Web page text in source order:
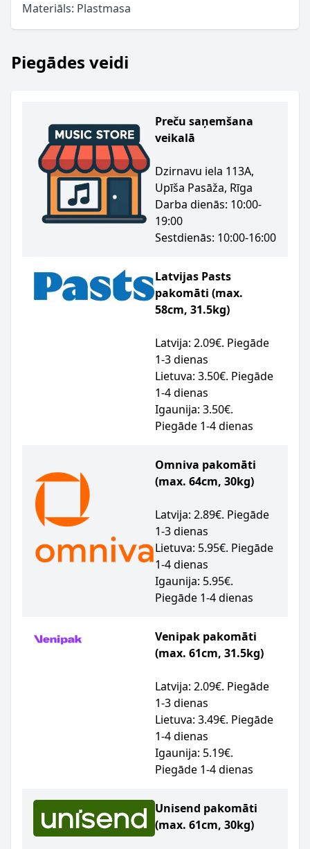
Materiāls: Plastmasa
Piegādes veidi
Preču saņemšana
veikalā
Dzirnavu iela 113A,
Upīša Pasāža, Rīga
Darba dienās: 10:00-
19:00
Sestdienās: 10:00-16:00
Latvijas Pasts
pakomāti (max.
58cm, 31.5kg)
Latvija: 2.09€. Piegāde
1-3 dienas
Lietuva: 3.50€. Piegāde
1-4 dienas
Igaunija: 3.50€.
Piegāde 1-4 dienas
Omniva pakomāti
(max. 64cm, 30kg)
Latvija: 2.89€. Piegāde
1-3 dienas
Lietuva: 5.95€. Piegāde
1-4 dienas
Igaunija: 5.95€.
Piegāde 1-4 dienas
Venipak pakomāti
(max. 61cm, 31.5kg)
Latvija: 2.09€. Piegāde
1-3 dienas
Lietuva: 3.49€. Piegāde
1-4 dienas
Igaunija: 5.19€.
Piegāde 1-4 dienas
Unisend pakomāti
(max. 61cm, 30kg)